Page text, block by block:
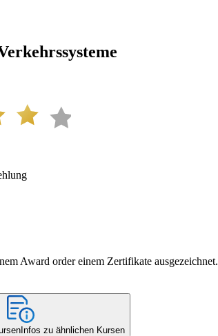
Award order einem Zertifikate ausgezeichnet.
Infos zu ähnlichen Kursen